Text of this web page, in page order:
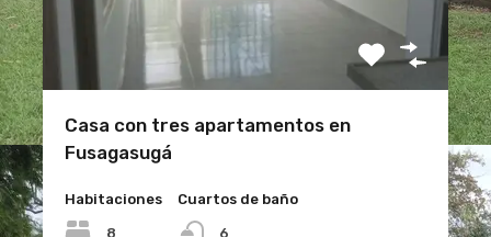
Casa con tres apartamentos en
Fusagasugá
Habitaciones
8
Cuartos de baño
6